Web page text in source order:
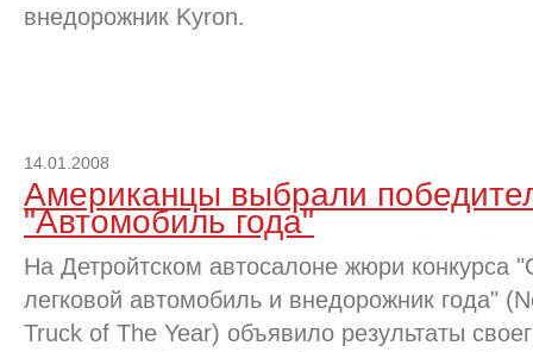
внедорожник Kyron.
14.01.2008
Американцы выбрали
"Автомобиль года"
На Детройтском автосалоне жюри конкурса
легковой автомобиль и внедорожник года"
Truck of The Year) объявило результаты